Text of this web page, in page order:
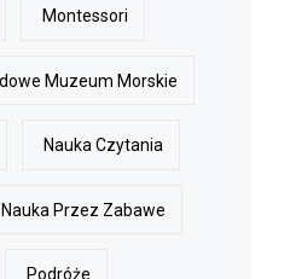
Montessori
Muzeum Morskie
Nauka Czytania
Nauka Przez Zabawe
Podróże